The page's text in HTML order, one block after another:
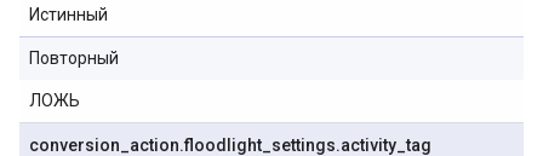
Истинный
Повторный
ЛОЖЬ
conversion action.floodlight settings.activity _tag